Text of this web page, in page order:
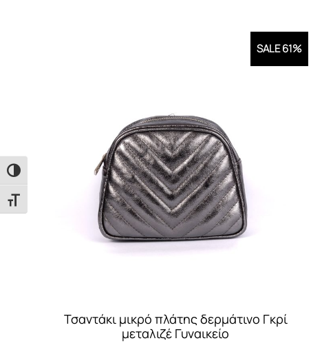
Εναλλαγή Υψηλής Αντίθεσης
Εναλλαγή Μεγέθους Γραμμάτων
SALE 61%
Τσαντάκι μικρό πλάτης δερμάτινο Γκρί
μεταλιζέ Γυναικείο